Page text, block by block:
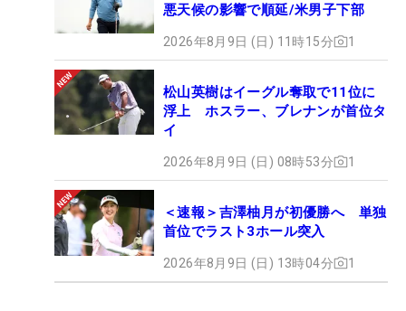
悪天候の影響で順延/米男子下部
2026年8月9日 (日) 11時15分 1
松山英樹はイーグル奪取で11位に
浮上 ホスラー、ブレナンが首位タ
イ
2026年8月9日 (日) 08時53分 1
＜速報＞吉澤柚月が初優勝へ 単独
首位でラスト3ホール突入
2026年8月9日 (日) 13時04分 1